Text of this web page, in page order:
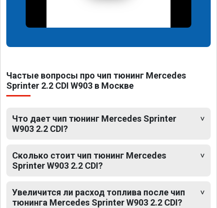
Частые вопросы про чип тюнинг Mercedes
Sprinter 2.2 CDI W903 в Москве
Что дает чип тюнинг Mercedes Sprinter
W903 2.2 CDI?
Сколько стоит чип тюнинг Mercedes
Sprinter W903 2.2 CDI?
Увеличится ли расход топлива после чип
тюнинга Mercedes Sprinter W903 2.2 CDI?